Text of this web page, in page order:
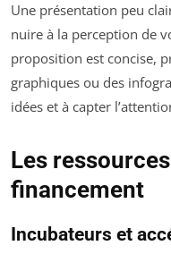
Une présentation peu
nuire à la perception de
proposition est concise,
graphiques ou des
idées et à capter
Les
financement
Incubateurs et